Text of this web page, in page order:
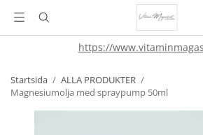
https://
Startsida / ALLA PRODUKTER /
Magnesiumolja med spraypump 50ml